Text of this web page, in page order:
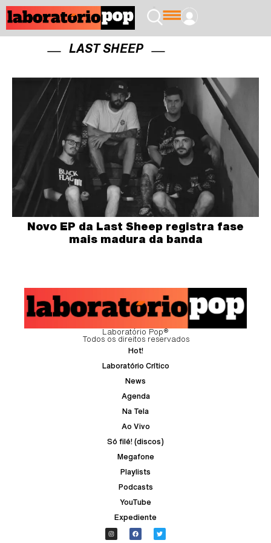
LAST SHEEP
Novo EP da Last Sheep registra fase
mais madura da banda
Laboratório Pop®
Todos os direitos reservados
Hot!
Laboratório Crítico
News
Agenda
Na Tela
Ao Vivo
Só filé! (discos)
Megafone
Playlists
Podcasts
YouTube
Expediente